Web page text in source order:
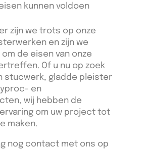
kunnen voldoen
zijn we trots op onze
en zijn we
de eisen van onze
Of u nu op zoek
stucwerk, gladde pleister
en
wij hebben de
om uw project tot
maken.
nog contact met ons op